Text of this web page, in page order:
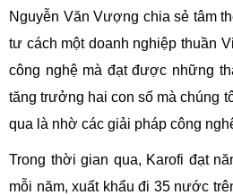
Nguyễn Văn Vượng chia sẻ tâm
tư cách một doanh nghiệp thuần
công nghệ mà đạt được những
tăng trưởng hai con số mà chúng
qua là nhờ các giải pháp công
Trong thời gian qua, Karofi đạt
mỗi năm, xuất khẩu đi 35 nước